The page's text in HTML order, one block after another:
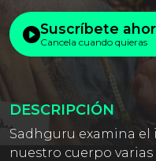
Suscríbete
Cancela cuando quieras
DESCRIPCIÓN
Sadhguru examina
nuestro cuerpo